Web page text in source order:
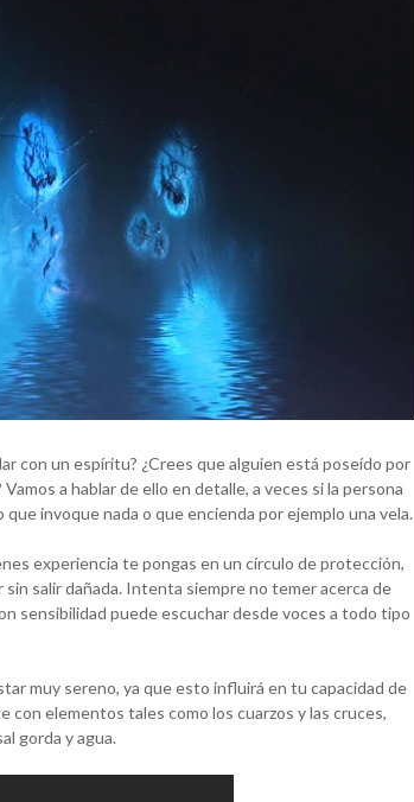
con un espíritu? ¿Crees que alguien está poseído por
a hablar de ello en detalle, a veces si la persona
invoque nada o que encienda por ejemplo una vela.
experiencia te pongas en un círculo de protección,
salir dañada. Intenta siempre no temer acerca de
sensibilidad puede escuchar desde voces a todo tipo
muy sereno, ya que esto influirá en tu capacidad de
elementos tales como los cuarzos y las cruces,
gorda y agua.